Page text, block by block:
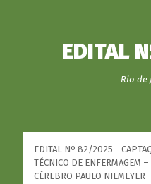
EDITAL
Rio de
EDITAL Nº 82/2025 -
TÉCNICO DE ENFERMAGEM
CÉREBRO PAULO NIEMEYER